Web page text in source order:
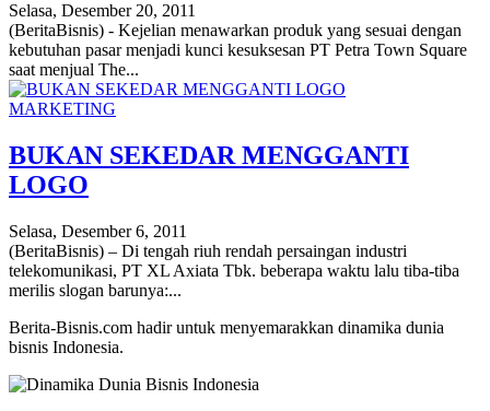
Selasa, Desember 20, 2011
(BeritaBisnis) - Kejelian menawarkan produk yang sesuai dengan
kebutuhan pasar menjadi kunci kesuksesan PT Petra Town Square
saat menjual The...
MARKETING
BUKAN SEKEDAR MENGGANTI
LOGO
Selasa, Desember 6, 2011
(BeritaBisnis) – Di tengah riuh rendah persaingan industri
telekomunikasi, PT XL Axiata Tbk. beberapa waktu lalu tiba-tiba
merilis slogan barunya:...
Berita-Bisnis.com hadir untuk menyemarakkan dinamika dunia
bisnis Indonesia.